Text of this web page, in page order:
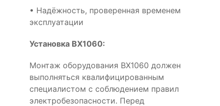
• Надёжность, проверенная временем
эксплуатации
Установка BX1060:
Монтаж оборудования BX1060 должен
выполняться квалифицированным
специалистом с соблюдением правил
электробезопасности. Перед